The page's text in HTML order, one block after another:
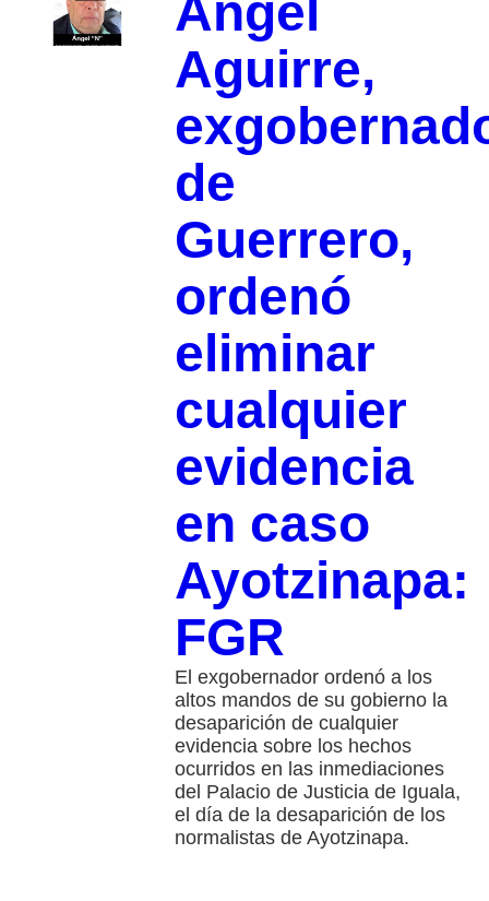
Ángel
Aguirre,
de
Guerrero,
ordenó
eliminar
cualquier
evidencia
en caso
Ayotzinapa:
FGR
El exgobernador ordenó a los
altos mandos de su gobierno la
desaparición de cualquier
evidencia sobre los hechos
ocurridos en las inmediaciones
del Palacio de Justicia de Iguala,
el día de la desaparición de los
normalistas de Ayotzinapa.